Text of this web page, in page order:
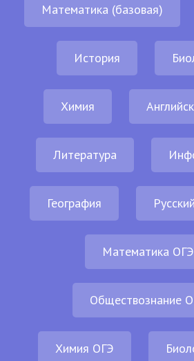
Математика (базовая)
История
Химия
Литература
География
Математика ОГЭ
Обществознание
Химия ОГЭ